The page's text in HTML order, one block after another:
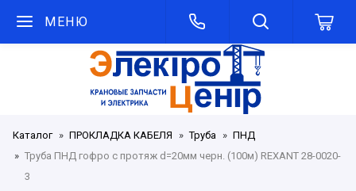
МЕНЮ
Каталог ПРОКЛАДКА КАБЕЛЯ Труба
ПНД
Труба ПНД гофро с протяж d=20мм черн. (100м) REXANT 28-0020-
3